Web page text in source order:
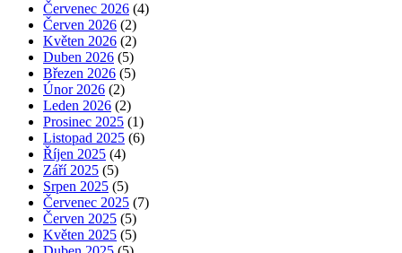
Červenec 2026 (4)
Červen 2026 (2)
Květen 2026 (2)
Duben 2026 (5)
Březen 2026 (5)
Únor 2026 (2)
Leden 2026 (2)
Prosinec 2025 (1)
Listopad 2025 (6)
Říjen 2025 (4)
Září 2025 (5)
Srpen 2025 (5)
Červenec 2025 (7)
Červen 2025 (5)
Květen 2025 (5)